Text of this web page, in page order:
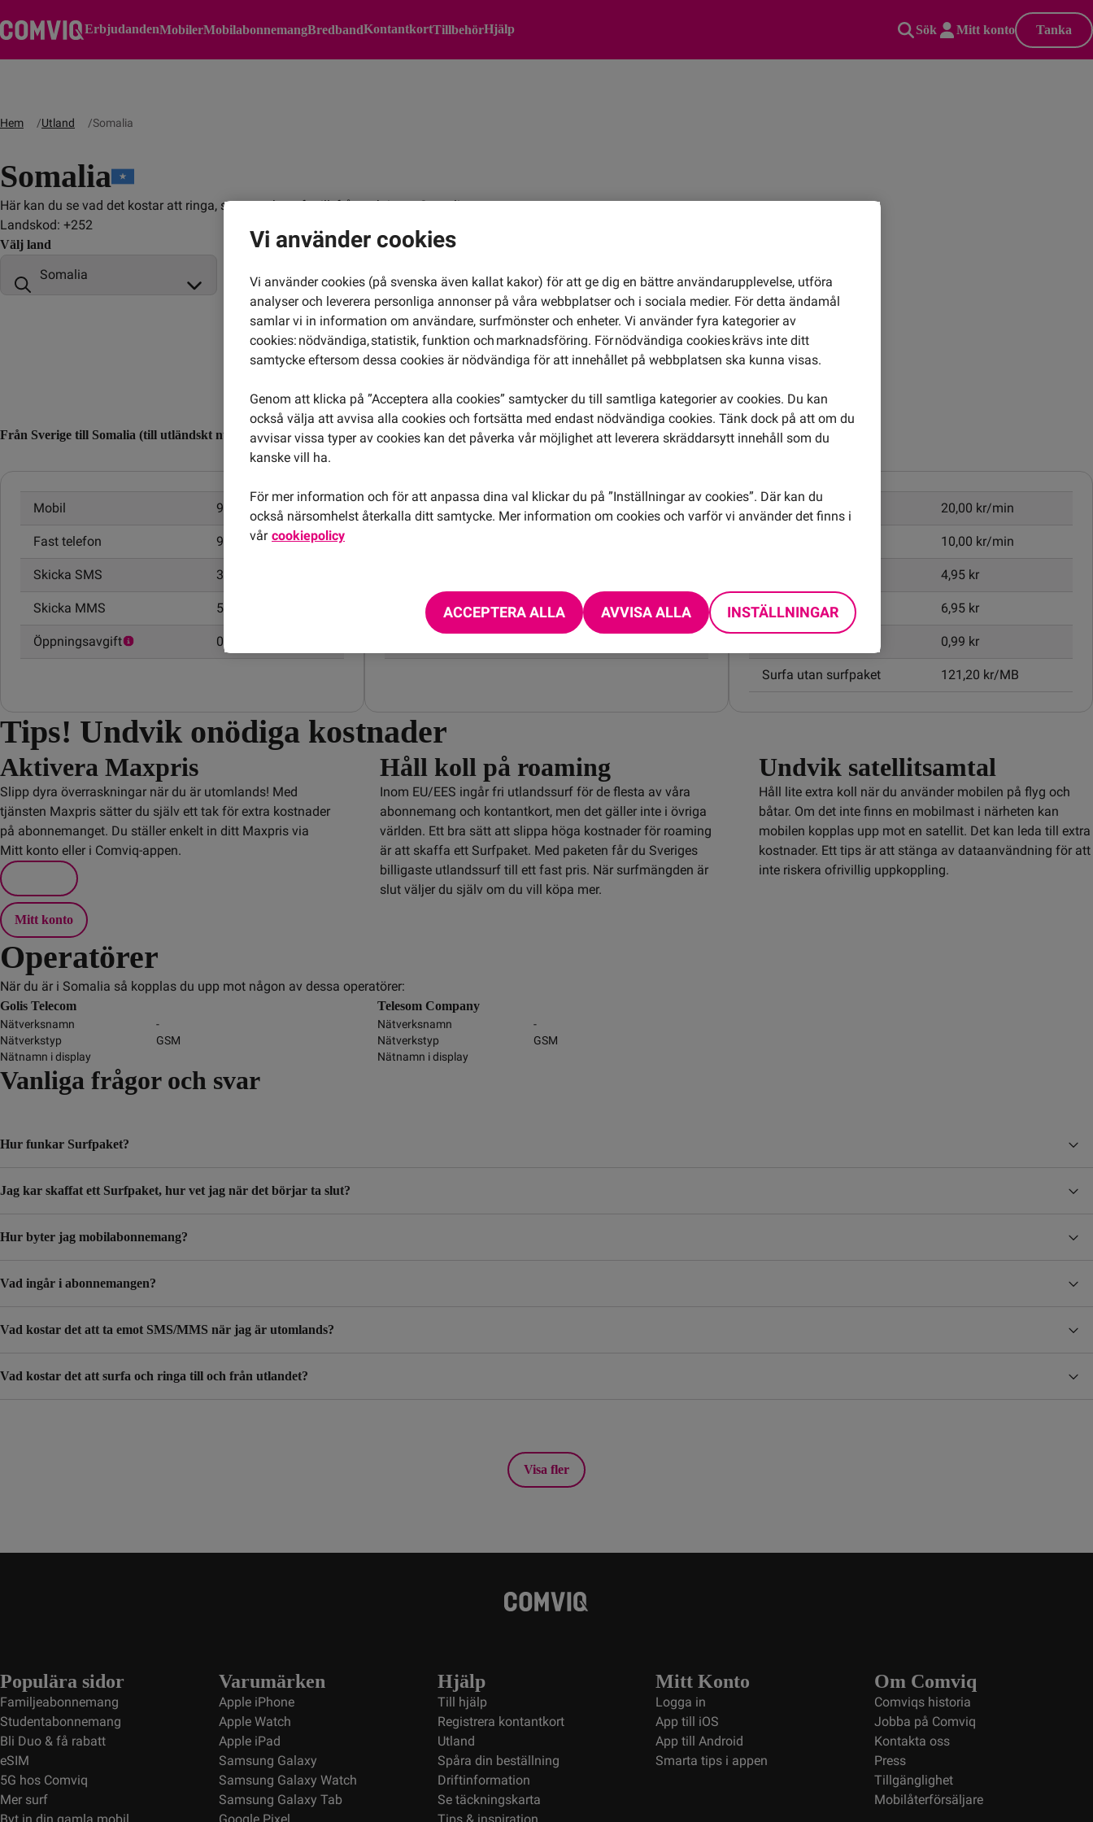
ErbjudandenMobilerMobilabonnemangBredbandKontantkortTillbehörHjälp Sök Mitt konto Tanka
Hem Utland Somalia
Somalia
Här kan du se vad det kostar att ringa, sms:a och surfa till, från och inom Somalia.
Landskod: +252
Välj land
Från Sverige till Somalia (till utländskt nummer)
Mobil 9,00 kr/min
Fast telefon 9,00 kr/min
Skicka SMS 3,00 kr
Skicka MMS 5,00 kr
Öppningsavgift 0,95 kr
Från Somalia till
Ringa samtal 24,00 kr/min
Skicka MMS 6,95 kr
Priser inom Somalia
Ringa samtal 20,00 kr/min
10,00 kr/min
4,95 kr
Skicka MMS 6,95 kr
0,99 kr
Surfa utan surfpaket 121,20 kr/MB
Tips! Undvik onödiga kostnader
Aktivera Maxpris
Slipp dyra överraskningar när du är utomlands! Med
tjänsten Maxpris sätter du själv ett tak för extra kostnader
på abonnemanget. Du ställer enkelt in ditt Maxpris via
Mitt konto eller i Comviq-appen.
Mitt konto
Håll koll på roaming
Inom EU/EES ingår fri utlandssurf för de flesta av våra
abonnemang och kontantkort, men det gäller inte i övriga
världen. Ett bra sätt att slippa höga kostnader för roaming
är att skaffa ett Surfpaket. Med paketen får du Sveriges
billigaste utlandssurf till ett fast pris. När surfmängden är
slut väljer du själv om du vill köpa mer.
Undvik satellitsamtal
Håll lite extra koll när du använder mobilen på flyg och
båtar. Om det inte finns en mobilmast i närheten kan
mobilen kopplas upp mot en satellit. Det kan leda till extra
kostnader. Ett tips är att stänga av dataanvändning för att
inte riskera ofrivillig uppkoppling.
Operatörer
När du är i Somalia så kopplas du upp mot någon av dessa operatörer:
Golis Telecom
Nätverksnamn
-
Nätverkstyp
GSM
Nätnamn i display
Telesom Company
Nätverksnamn
-
Nätverkstyp
GSM
Nätnamn i display
Vanliga frågor och svar
Hur funkar Surfpaket?
Jag kar skaffat ett Surfpaket, hur vet jag när det börjar ta slut?
Hur byter jag mobilabonnemang?
Vad ingår i abonnemangen?
Vad kostar det att ta emot SMS/MMS när jag är utomlands?
Vad kostar det att surfa och ringa till och från utlandet?
Visa fler
Populära sidor
Familjeabonnemang
Studentabonnemang
Bli Duo & få rabatt
eSIM
5G hos Comviq
Mer surf
Varumärken
Apple iPhone
Apple Watch
Apple iPad
Samsung Galaxy
Samsung Galaxy Watch
Samsung Galaxy Tab
Hjälp
Till hjälp
Registrera kontantkort
Utland
Spåra din beställning
Driftinformation
Se täckningskarta
Mitt Konto
Logga in
App till iOS
App till Android
Smarta tips i appen
Om Comviq
Comviqs historia
Jobba på Comviq
Kontakta oss
Press
Tillgänglighet
Mobilåterförsäljare
Vi använder cookies
Vi använder cookies (på svenska även kallat kakor) för att ge dig en bättre användarupplevelse, utföra
analyser och leverera personliga annonser på våra webbplatser och i sociala medier. För detta ändamål
samlar vi in information om användare, surfmönster och enheter. Vi använder fyra kategorier av
cookies: nödvändiga, statistik, funktion och marknadsföring. För nödvändiga cookies krävs inte ditt
samtycke eftersom dessa cookies är nödvändiga för att innehållet på webbplatsen ska kunna visas.
Genom att klicka på ”Acceptera alla cookies” samtycker du till samtliga kategorier av cookies. Du kan
också välja att avvisa alla cookies och fortsätta med endast nödvändiga cookies. Tänk dock på att om du
avvisar vissa typer av cookies kan det påverka vår möjlighet att leverera skräddarsytt innehåll som du
kanske vill ha.
För mer information och för att anpassa dina val klickar du på ”Inställningar av cookies”. Där kan du
också närsomhelst återkalla ditt samtycke. Mer information om cookies och varför vi använder det finns i
vår cookiepolicy
ACCEPTERA ALLA AVVISA ALLA INSTÄLLNINGAR